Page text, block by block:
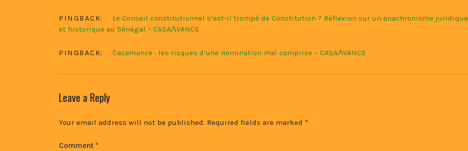
PINGBACK:
Le Conseil constitutionnel s’est-il trompé de Constitution ? Réflexion sur un anachronisme juridique
et historique au Sénégal – CASAɅVANCE
PINGBACK: Casamance : les risques d’une nomination mal comprise – CASAɅVANCE
Leave a Reply
Your email address will not be published. Required fields are marked *
Comment *